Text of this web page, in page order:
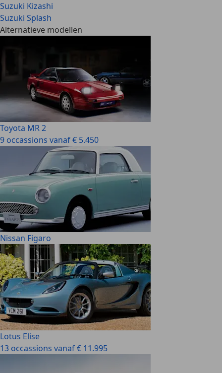
Suzuki Kizashi
Suzuki Splash
Alternatieve modellen
Toyota MR 2
9 occassions vanaf € 5.450
Nissan Figaro
Lotus Elise
13 occassions vanaf € 11.995